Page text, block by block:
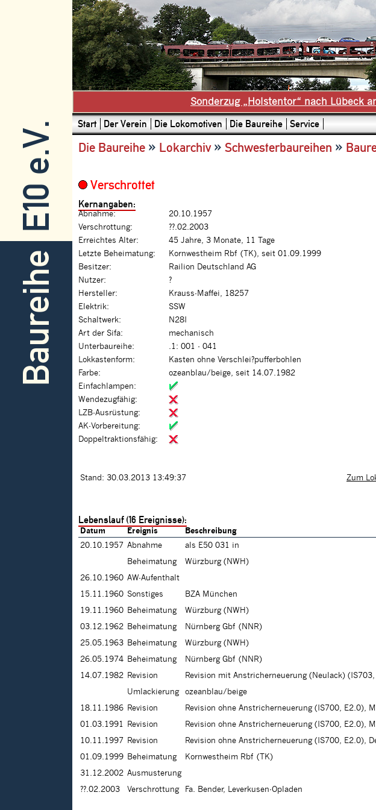
E10 e.V.
Baureihe
Sonderzug „Holstentor“ nach Lübeck
Start Der Verein Die Lokomotiven Die Baureihe Service
Die Baureihe » Lokarchiv» Schwesterbaureihen »
Verschrottet
Kernangaben:
Abnahme:
20.10.1957
Verschrottung:
??.02.2003
Erreichtes Alter:
45 Jahre, 3 Monate, 11 Tage
Letzte Beheimatung:
Kornwestheim Rbf (TK), seit 01.09.1999
Besitzer:
Railion Deutschland AG
Nutzer:
?
Hersteller:
Krauss-Maffei, 18257
Elektrik:
SSW
Schaltwerk:
N28I
Art der Sifa:
mechanisch
Unterbaureihe:
.1: 001 - 041
Lokkastenform:
Kasten ohne Verschlei?pufferbohlen
Farbe:
ozeanblau/beige, seit 14.07.1982
Einfachlampen:
Wendezugfähig:
LZB-Ausrüstung:
AK-Vorbereitung:
Doppeltraktionsfähig:
Stand: 30.03.2013 13:49:37 Zum
Lebenslauf (16 Ereignisse):
Datum Ereignis
Beschreibung
20.10.1957 Abnahme
als E50 031 in
Beheimatung
Würzburg (NWH)
26.10.1960 AW-Aufenthalt
15.11.1960 Sonstiges
BZA München
19.11.1960 Beheimatung
Würzburg (NWH)
03.12.1962 Beheimatung
Nürnberg Gbf (NNR)
25.05.1963 Beheimatung
Würzburg (NWH)
26.05.1974 Beheimatung
Nürnberg Gbf (NNR)
14.07.1982 Revision
Revision mit Anstricherneuerung (Neulack)
Umlackierung
ozeanblau/beige
18.11.1986 Revision
Revision ohne Anstricherneuerung (IS700, E2.0),
01.03.1991
Revision
Revision ohne Anstricherneuerung (IS700, E2.0),
10.11.1997
Revision
Revision ohne Anstricherneuerung (IS700, E2.0),
01.09.1999 Beheimatung
Kornwestheim Rbf (TK)
31.12.2002 Ausmusterung
??.02.2003
Verschrottung Fa. Bender, Leverkusen-Opladen